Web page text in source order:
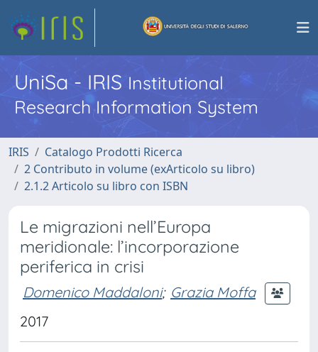
UniSa - IRISInstitutional
Research Information System
IRIS
Catalogo Prodotti Ricerca
2 Contributo in volume (exArticolo su libro)
2.1.2 Articolo su libro con ISBN
Le migrazioni nell’Europa
meridionale: l’incorporazione
periferica in crisi
Domenico Maddaloni; Grazia Moffa
2017